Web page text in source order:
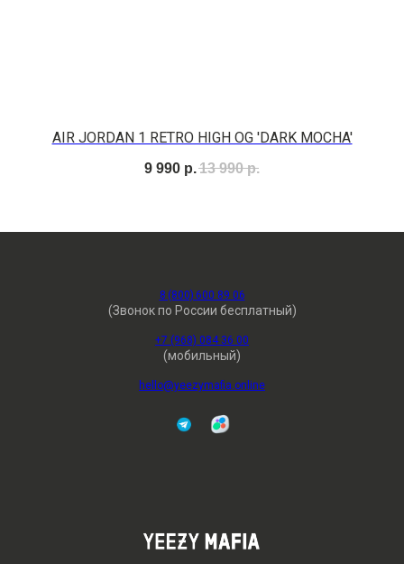
AIR JORDAN 1 RETRO HIGH OG 'DARK MOCHA'
9 990 р.13 990 р.
8 (800) 600 89 06
(Звонок по России бесплатный)
+7 (968) 084 36 00
(мобильный)
hello@yeezymafia.online